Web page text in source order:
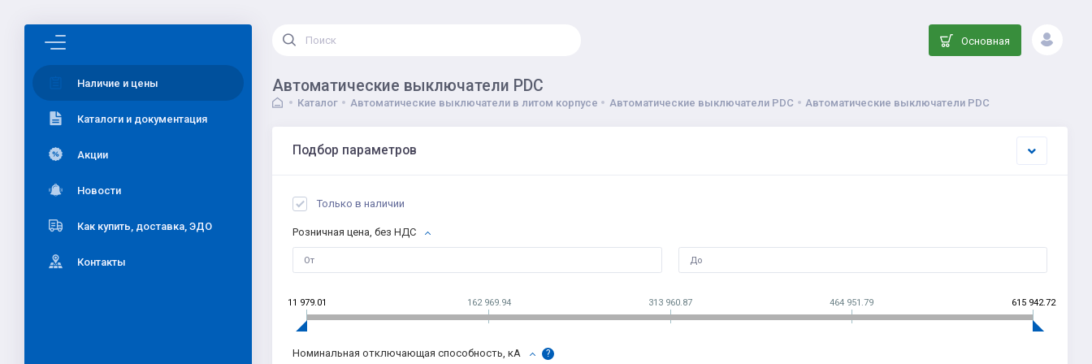
Наличие и цены
Каталоги и документация
Акции
Новости
Как купить, доставка, ЭДО
Контакты
Основная
Автоматические выключатели PDC
Каталог Автоматические выключатели в литом корпусе Автоматические выключатели PDC Автоматические выключатели PDC
Подбор параметров
Только в наличии
Розничная цена, без НДС
11 979.01 162 969.94 313 960.87 464 951.79 615 942.72
Номинальная отключающая способность, кА ?